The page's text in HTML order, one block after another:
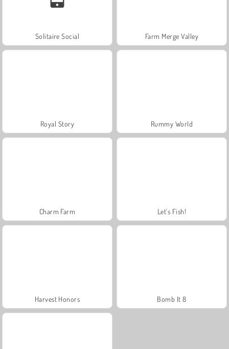
Solitaire Social Farm Merge Valley
Royal Story Rummy World
Charm Farm Let's Fish!
Harvest Honors Bomb It 8